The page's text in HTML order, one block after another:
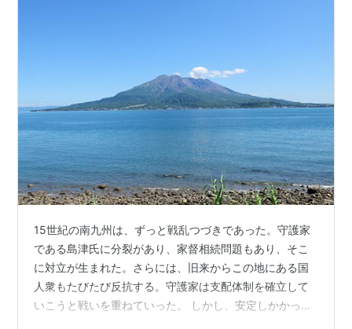
15世紀の南九州は、ずっと戦乱つづきであった。守護家
である島津氏に分裂があり、家督相続問題もあり、そこ
に対立が生まれた。さらには、旧来からこの地にある国
人衆もたびたび反抗する。守護家は支配体制を確立して
いこうと戦いを重ねていった。 しかし、安定しかかった